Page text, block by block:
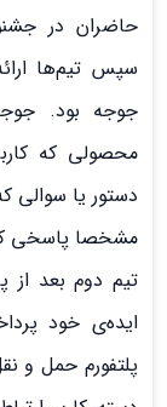
حاضران در
سپس تیم‌ها
جوجه بود.
محصولی که
دستور یا سوالی
مشخصا پاسخی
تیم دوم بعد از
پلتفورم حمل و